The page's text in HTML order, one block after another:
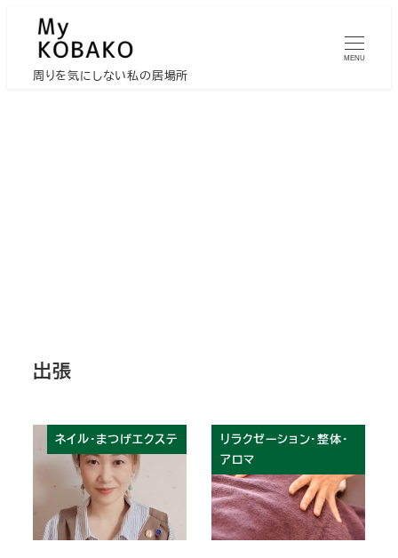
周りを気にしない私の居場所
MENU
出張
ネイル・まつげエクステ
リラクゼーション・整体・
アロマ